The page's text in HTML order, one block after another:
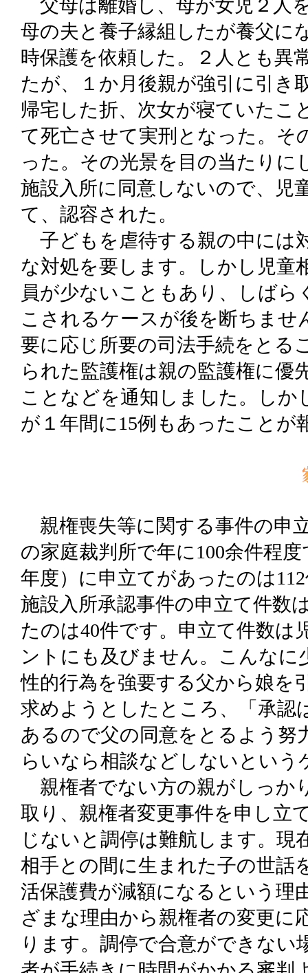
父母は離婚し、母が女児２人
母の夫と養子縁組したが養父に
時保護を依頼した。２人とも異
たが、１か月後親が強引に引き
帰宅した折、次女が寝ていたこ
て死亡させて実刑となった。そ
った。その光景を目の当たり
施設入所に同意しないので、児
て、認容された。
子どもを虐待する親の中には
な対処を要します。しかし児童
員が少ないこともあり、しば
こされるケースが後を断ちませ
要に応じ所要の司法手続をとる
られた監護権は親の監護権に
ことなどを通知しました。しか
が１年間に15例もあったことが
親権喪失等に関する事件の申
の家庭裁判所で年に100余件程
年度）に申立てがあったのは
施設入所承認事件の申立て件数
たのは40件です。申立て件数は
ントにも及びません。こんな
性的行為を強要する父から娘を
求めようとしたところ、「承認
あるので父の同意をとるよう
らいなら相談などしないとい
親権者でない方の親がしっか
取り、親権者変更事件を申し立
じないと調停は難航します。現
相手との間に生まれた子の世話
活保護費が減額になるという理
ざまな理由から親権者の変更に
ります。調停で合意ができな